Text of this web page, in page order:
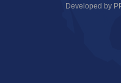
Developed by